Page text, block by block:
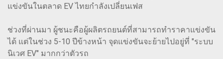
แข่งขันในตลาด EV ไทยกำลังเปลี่ยนเฟส
ช่วงที่ผ่านมา ผู้ชนะคือผู้ผลิตรถยนต์ที่สามารถทำราคาแข่งขัน
ได้ แต่ในช่วง 5-10 ปีข้างหน้า จุดแข่งขันจะย้ายไปอยู่ที่ "ระบบ
นิเวศ EV" มากกว่าตัวรถ